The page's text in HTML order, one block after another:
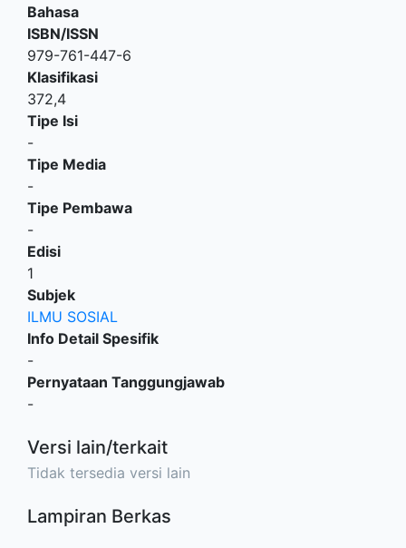
Bahasa
ISBN/ISSN
979-761-447-6
Klasifikasi
372,4
Tipe Isi
-
Tipe Media
-
Tipe Pembawa
-
Edisi
1
Subjek
ILMU SOSIAL
Info Detail Spesifik
-
Pernyataan Tanggungjawab
-
Versi lain/terkait
Tidak tersedia versi lain
Lampiran Berkas